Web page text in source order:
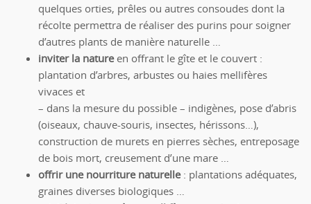
quelques orties, prêles ou autres consoudes dont la
récolte permettra de réaliser des purins pour soigner
d’autres plants de manière naturelle …
inviter la natureen offrant le gîte et le couvert :
plantation d’arbres, arbustes ou haies mellifères
vivaces et
– dans la mesure du possible – indigènes, pose d’abris
(oiseaux, chauve-souris, insectes, hérissons…),
construction de murets en pierres sèches, entreposage
de bois mort, creusement d’une mare …
offrir une nourriture naturelle: plantations adéquates,
graines diverses biologiques …